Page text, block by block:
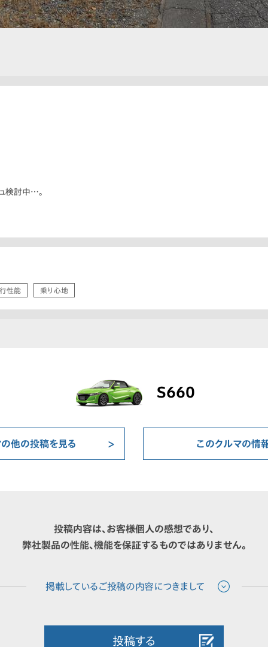
検討中…。
性能 乗り心地
S660
他の投稿を見る このクルマの情
投稿内容は、お客様個人の感想であり、
弊社製品の性能、機能を保証するものではありません。
投稿する